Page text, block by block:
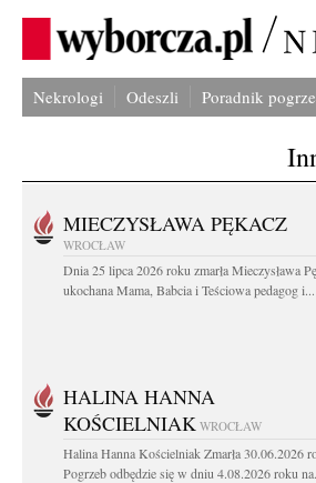
Nekrologi Odeszli Poradnik
MIECZYSŁAWA PĘKACZ
WROCŁAW
Dnia 25 lipca 2026 roku zmarła Mieczysława
ukochana Mama, Babcia i Teściowa pedagog i...
HALINA HANNA
KOŚCIELNIAK WROCŁAW
Halina Hanna Kościelniak Zmarła 30.06.2026
Pogrzeb odbędzie się w dniu 4.08.2026 roku